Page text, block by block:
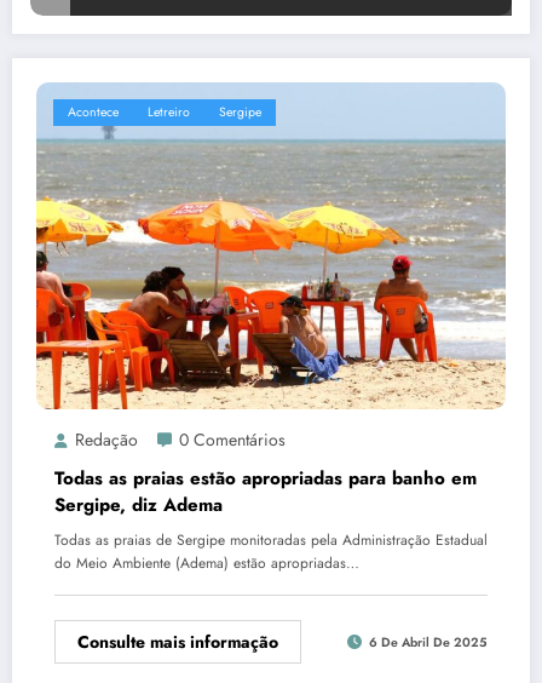
Acontece Letreiro Sergipe
Redação 0 Comentários
Todas as praias estão apropriadas para banho em
Sergipe, diz Adema
Todas as praias de Sergipe monitoradas pela Administração Estadual
do Meio Ambiente (Adema) estão apropriadas…
Consulte mais informação 6 De Abril De 2025